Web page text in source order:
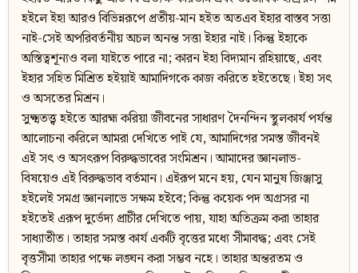
হইলে ইহা আরও বিভিন্নরূপে প্রতীয়-মান হইত অতএব ইহার বাস্তব সত্তা
নাই-সেই অপরিবর্তনীয় অচল অনন্ত সত্তা ইহার নাই। কিন্তু ইহাকে
অস্তিত্বশূন্যও বলা যাইতে পারে না; কারন ইহা বিদ্যমান রহিয়াছে, এবং
ইহার সহিত মিশ্রিত হইয়াই আমাদিগকে কাজ করিতে হইতেছে। ইহা সৎ
ও অসতের মিশ্রন।
সুক্ষ্মতত্ত্ব হইতে আরহ্ম করিয়া জীবনের সাধারণ দৈনন্দিন স্থুলকার্য পর্যন্ত
আলোচনা করিলে আমরা দেখিতে পাই যে, আমাদিগের সমস্ত জীবনই
এই সৎ ও অসৎরূপ বিরুদ্ধভাবের সংমিশ্রন। আমাদের জ্ঞানলাভ-
বিষয়েও এই বিরুদ্ধভাব বর্তমান। এইরূপ মনে হয়, যেন মানুষ জিঞ্জাসু
হইলেই সমগ্র জ্ঞানলাভে সক্ষম হইবে; কিন্তু কয়েক পদ অগ্রসর না
হইতেই এরূপ দুর্ভেদ্য প্রাচীর দেখিতে পায়, যাহা অতিক্রম করা তাহার
সাধ্যাতীত। তাহার সমস্ত কার্য একটি বৃত্তের মধ্যে সীমাবদ্ধ; এবং সেই
বৃত্তসীমা তাহার পক্ষে লঙ্ঘন করা সম্ভব নহে। তাহার অন্তরতম ও